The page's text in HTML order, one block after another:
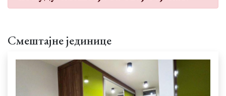
Смештајне јединице